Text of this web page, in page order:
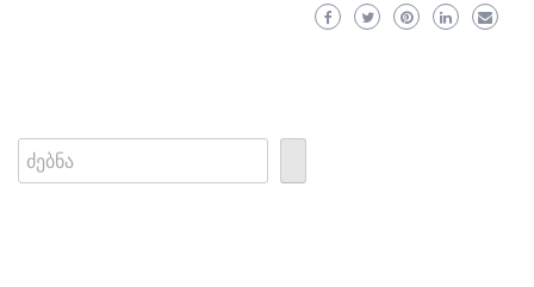
Search